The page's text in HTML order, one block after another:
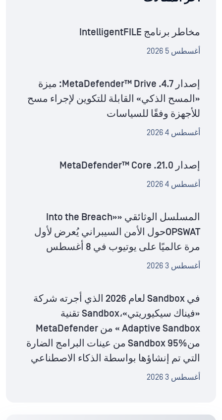
مخاطر برنامج IntelligentFILE
أغسطس 5 2026
إصدار MetaDefender™ Drive .4.7: ميزة
«المسح الذكي» القابلة للتكوين لإجراء مسح
للأجهزة وفقًا للسياسات
أغسطس 4 2026
إصدار MetaDefender™ Core .21.0
أغسطس 4 2026
المسلسل الوثائقي «Into the Breach»
OPSWATحول الأمن السيبراني يُعرض لأول
مرة عالميًا على يوتيوب في 8 أغسطس
أغسطس 3 2026
في Sandbox لعام 2026 الذي أجرته شركة
«فيناك سيكيوريتي»،Sandbox تقنية
Adaptive Sandbox » من MetaDefender
منSandbox 95% من عينات البرامج الضارة
التي تم إنشاؤها بواسطة الذكاء الاصطناعي
أغسطس 3 2026